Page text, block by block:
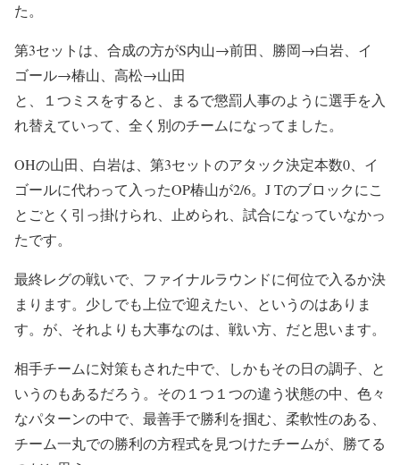
た。
第3セットは、合成の方がS内山→前田、勝岡→白岩、イ
ゴール→椿山、高松→山田
と、１つミスをすると、まるで懲罰人事のように選手を入
れ替えていって、全く別のチームになってました。
OHの山田、白岩は、第3セットのアタック決定本数0、イ
ゴールに代わって入ったOP椿山が2/6。J Tのブロックにこ
とごとく引っ掛けられ、止められ、試合になっていなかっ
たです。
最終レグの戦いで、ファイナルラウンドに何位で入るか決
まります。少しでも上位で迎えたい、というのはありま
す。が、それよりも大事なのは、戦い方、だと思います。
相手チームに対策もされた中で、しかもその日の調子、と
いうのもあるだろう。その１つ１つの違う状態の中、色々
なパターンの中で、最善手で勝利を掴む、柔軟性のある、
チーム一丸での勝利の方程式を見つけたチームが、勝てる